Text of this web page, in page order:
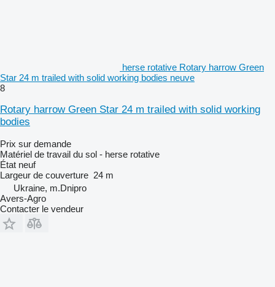
herse rotative Rotary harrow Green
Star 24 m trailed with solid working bodies neuve
8
Rotary harrow Green Star 24 m trailed with solid working
bodies
Prix sur demande
Matériel de travail du sol - herse rotative
État neuf
Largeur de couverture 24 m
Ukraine, m.Dnipro
Avers-Agro
Contacter le vendeur